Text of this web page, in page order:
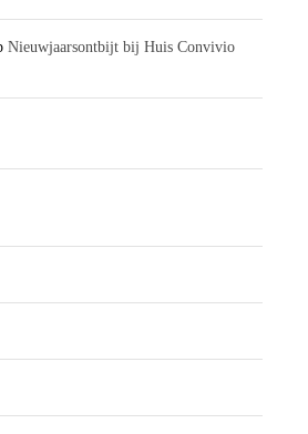
Nieuwjaarsontbijt bij Huis Convivio